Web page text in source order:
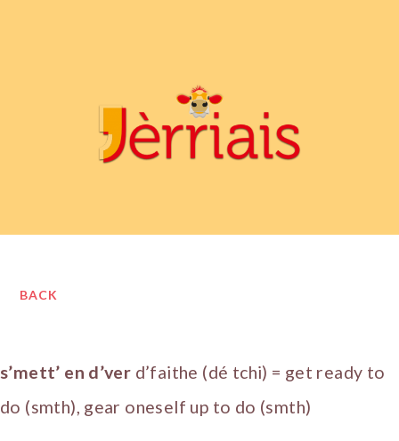
BACK
s’mett’ en d’ver d’faithe (dé tchi) = get ready to
do (smth), gear oneself up to do (smth)